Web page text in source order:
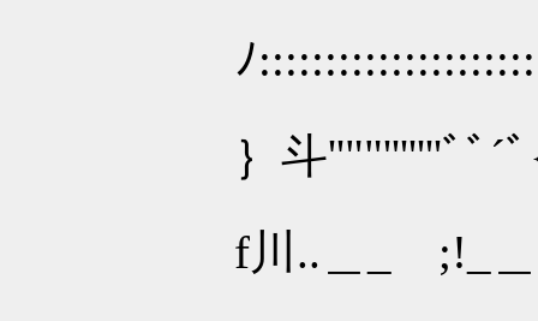
ﾉ
｝斗''""'''''''ﾞﾞ´ﾞ
f川..＿_ ;!_＿